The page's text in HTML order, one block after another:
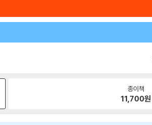
종이책
11,700원